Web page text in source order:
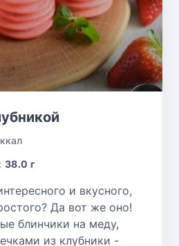
38.0 г
и вкусного,
Да вот же оно!
блинчики на меду,
из клубники -